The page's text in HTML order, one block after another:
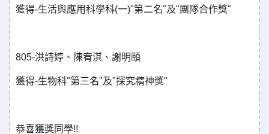
獲得-生活與應用科學科(一)"第二名"及"團隊合作獎"
805-洪詩婷、陳宥淇、謝明頤
獲得-生物科"第三名"及"探究精神獎"
恭喜獲獎同學!!